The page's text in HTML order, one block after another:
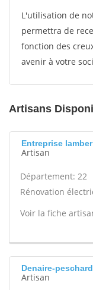
L'utilisation de
permettra de
fonction des
avenir à votre
Artisans
Entreprise
Artisan
Département: 22
Rénovation
Voir la fiche
Denaire-
Artisan